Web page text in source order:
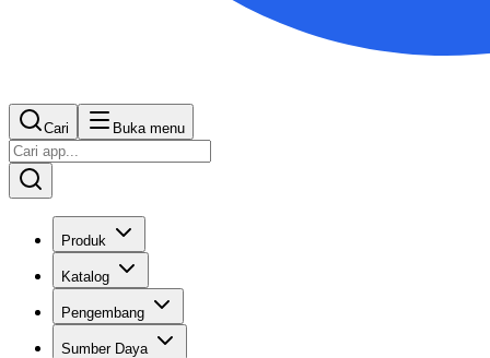
Cari Buka menu
Produk
Katalog
Pengembang
Sumber Daya